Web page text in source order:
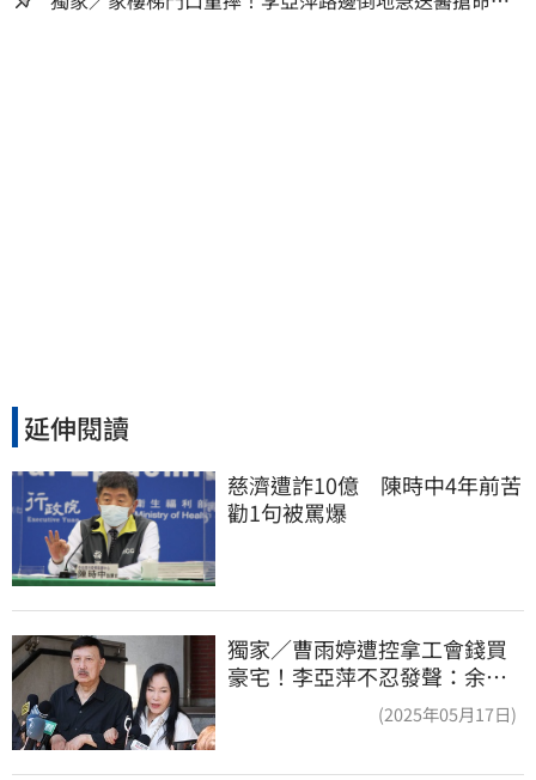
延伸閱讀
慈濟遭詐10億　陳時中4年前苦
勸1句被罵爆
獨家／曹雨婷遭控拿工會錢買
豪宅！李亞萍不忍發聲：余天
(2025年05月17日)